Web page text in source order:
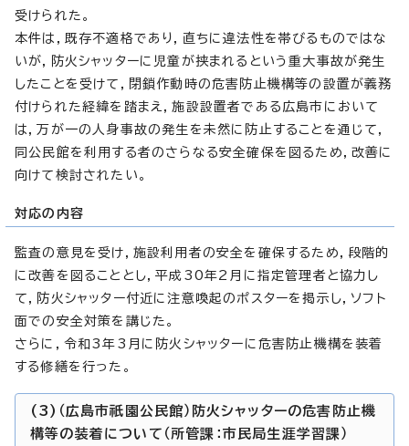
受けられた。
本件は，既存不適格であり，直ちに違法性を帯びるものではな
いが，防火シャッターに児童が挟まれるという重大事故が発生
したことを受けて，閉鎖作動時の危害防止機構等の設置が義務
付けられた経緯を踏まえ，施設設置者である広島市において
は，万が一の人身事故の発生を未然に防止することを通じて，
同公民館を利用する者のさらなる安全確保を図るため，改善に
向けて検討されたい。
対応の内容
監査の意見を受け，施設利用者の安全を確保するため，段階的
に改善を図ることとし，平成30年2月に指定管理者と協力し
て，防火シャッター付近に注意喚起のポスターを掲示し，ソフト
面での安全対策を講じた。
さらに，令和3年3月に防火シャッターに危害防止機構を装着
する修繕を行った。
(3)（広島市祇園公民館）防火シャッターの危害防止機
構等の装着について（所管課：市民局生涯学習課）